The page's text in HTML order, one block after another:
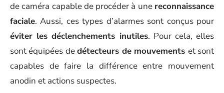
de caméra capable de procéder à une reconnaissance
faciale. Aussi, ces types d’alarmes sont conçus pour
éviter les déclenchements inutiles. Pour cela, elles
sont équipées dedétecteurs de mouvements et sont
capables de faire la différence entre mouvement
anodin et actions suspectes.